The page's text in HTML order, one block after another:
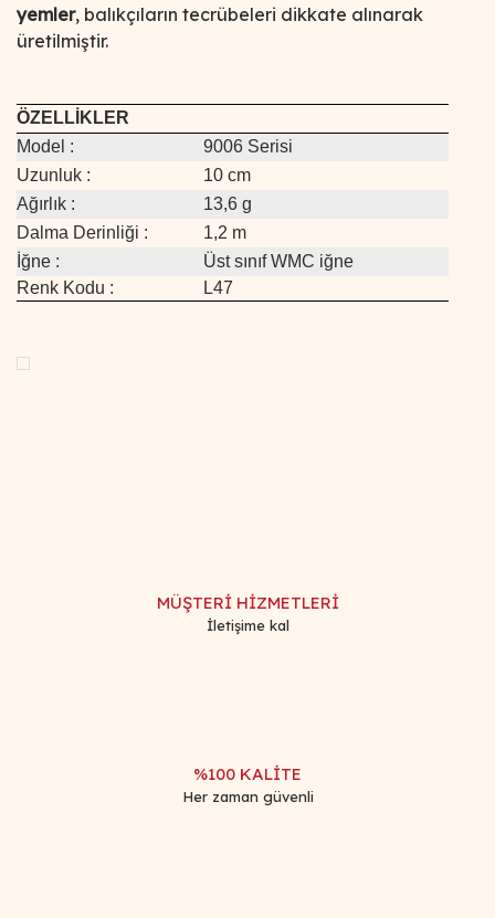
yemler, balıkçıların tecrübeleri dikkate alınarak
üretilmiştir.
ÖZELLİKLER
Model :
9006 Serisi
Uzunluk :
10 cm
Ağırlık :
13,6 g
Dalma Derinliği :
1,2 m
İğne :
Üst sınıf WMC iğne
Renk Kodu :
L47
Ürün bilgilerinde hatalar bulunuyor.
MÜŞTERİ HİZMETLERİ
İletişime kal
%100 KALİTE
Her zaman güvenli